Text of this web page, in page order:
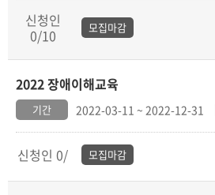
신청인
0/10
모집마감
2022 장애이해교육
기간 2022-03-11 ~ 2022-12-31
신청인 0/ 모집마감